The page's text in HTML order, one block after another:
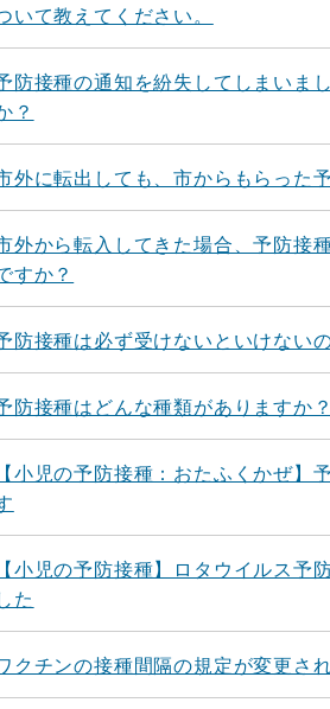
いて教えてください。
防接種の通知を紛失してしまいま
？
外に転出しても、市からもらった
外から転入してきた場合、予防接
すか？
防接種は必ず受けないといけない
防接種はどんな種類がありますか？
【小児の予防接種：おたふくかぜ】
【小児の予防接種】ロタウイルス予
た
クチンの接種間隔の規定が変更さ